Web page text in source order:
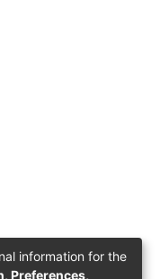
information for the
Preferences,